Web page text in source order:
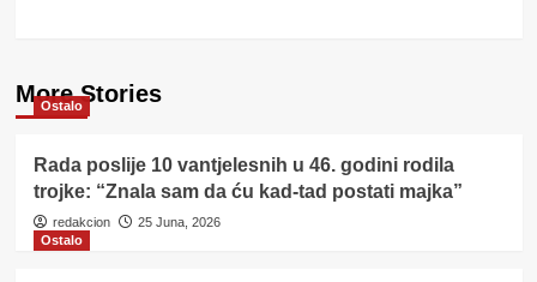
More Stories
Ostalo
Rada poslije 10 vantjelesnih u 46. godini rodila
trojke: “Znala sam da ću kad-tad postati majka”
redakcion
25 Juna, 2026
Ostalo